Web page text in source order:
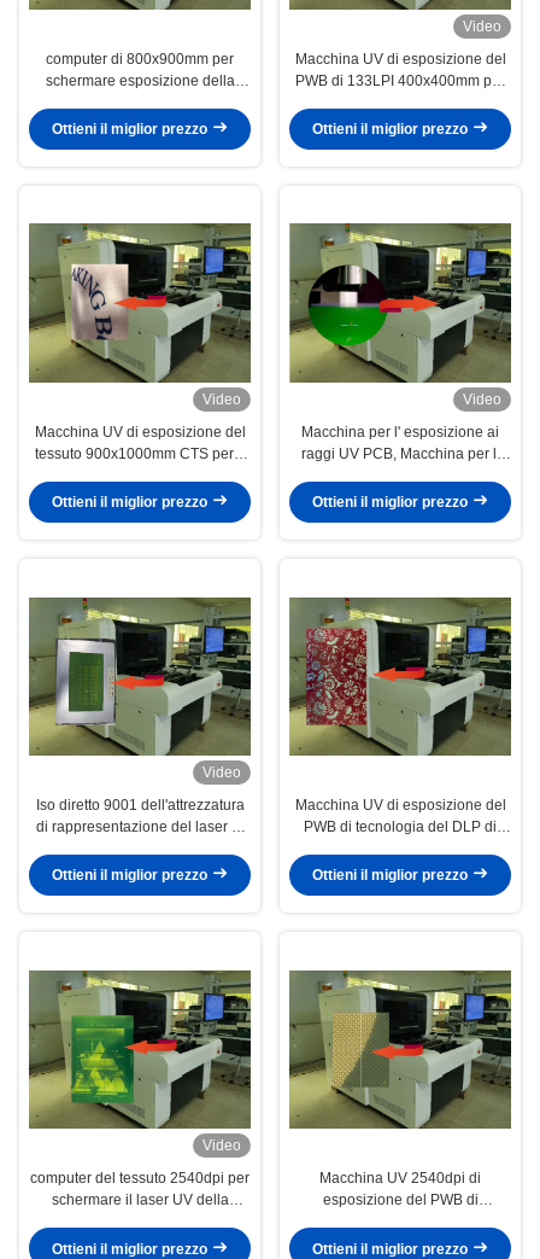
computer di 800x900mm per
schermare esposizione della
Ottieni il miglior prezzo
Video
Macchina UV di esposizione del
PWB di 133LPI 400x400mm per
Ottieni il miglior prezzo
Video
Macchina UV di esposizione del
tessuto 900x1000mm CTS per il
Ottieni il miglior prezzo
Video
Macchina per l' esposizione ai
raggi UV PCB, Macchina per l'
Ottieni il miglior prezzo
Video
Iso diretto 9001 dell'attrezzatura
di rappresentazione del laser di
Ottieni il miglior prezzo
Macchina UV di esposizione del
PWB di tecnologia del DLP di
dell'abbigliamento
Ottieni il miglior prezzo
Video
computer del tessuto 2540dpi per
schermare il laser UV della
Ottieni il miglior prezzo
Macchina UV 2540dpi di
esposizione del PWB di
Ottieni il miglior prezzo